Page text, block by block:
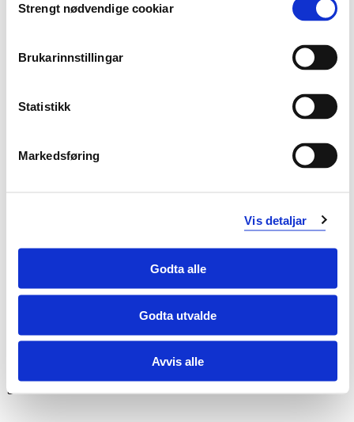
Selection
Strengt nødvendige cookiar
Brukarinnstillingar
Statistikk
Markedsføring
Vis detaljar
Godta alle
Godta utvalde
Avvis alle
De høye forventningenes mirakel er tittelen på Mona
Ibrahim Ahmeds kapittel i boka om
Fargespillpedagogikk. Hun har selv deltatt i Fargespill
som ungdom og har jobbet som lærer. – Jeg har erfart
bare å bli møtt med en forventning om at jeg har noe å